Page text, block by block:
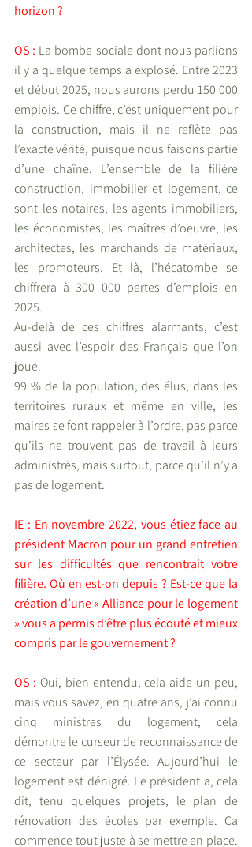
horizon ?
OS : La bombe sociale dont nous parlions
il y a quelque temps a explosé. Entre 2023
et début 2025, nous aurons perdu 150 000
emplois. Ce chiffre, c’est uniquement pour
la construction, mais il ne reflète pas
l’exacte vérité, puisque nous faisons partie
d’une chaîne. L’ensemble de la filière
construction, immobilier et logement, ce
sont les notaires, les agents immobiliers,
les économistes, les maîtres d’oeuvre, les
architectes, les marchands de matériaux,
les promoteurs. Et là, l’hécatombe se
chiffrera à 300 000 pertes d’emplois en
2025.
Au-delà de ces chiffres alarmants, c’est
aussi avec l’espoir des Français que l’on
joue.
99 % de la population, des élus, dans les
territoires ruraux et même en ville, les
maires se font rappeler à l’ordre, pas parce
qu’ils ne trouvent pas de travail à leurs
administrés, mais surtout, parce qu’il n’y a
pas de logement.
IE : En novembre 2022, vous étiez face au
président Macron pour un grand entretien
sur les difficultés que rencontrait votre
filière. Où en est-on depuis ? Est-ce que la
création d’une « Alliance pour le logement
» vous a permis d’être plus écouté et mieux
compris par le gouvernement ?
OS : Oui, bien entendu, cela aide un peu,
mais vous savez, en quatre ans, j’ai connu
cinq ministres du logement, cela
démontre le curseur de reconnaissance de
ce secteur par l’Élysée. Aujourd’hui le
logement est dénigré. Le président a, cela
dit, tenu quelques projets, le plan de
rénovation des écoles par exemple. Ça
commence tout juste à se mettre en place.